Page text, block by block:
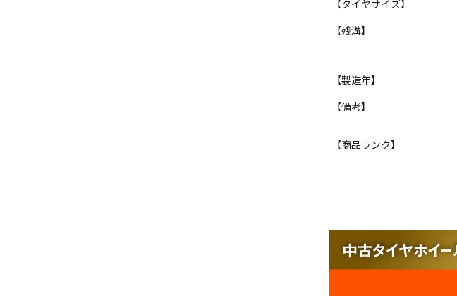
【タイヤサイズ】
【残溝】
【製造年】
【備考】
【商品ランク】